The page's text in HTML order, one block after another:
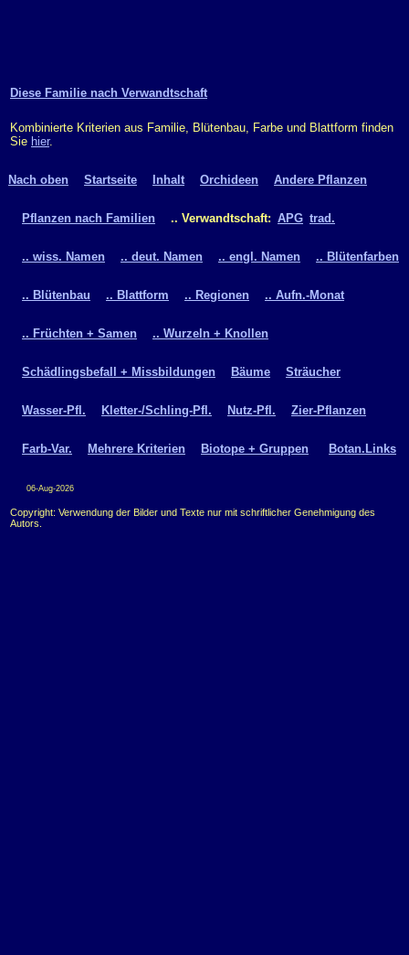
Diese Familie nach Verwandtschaft
Kombinierte Kriterien aus Familie, Blütenbau, Farbe und Blattform finden
Sie hier.
Nach oben Startseite Inhalt Orchideen Andere Pflanzen
Pflanzen nach Familien .. Verwandtschaft: APG trad.
.. wiss. Namen .. deut. Namen .. engl. Namen .. Blütenfarben
.. Blütenbau .. Blattform .. Regionen .. Aufn.-Monat
.. Früchten + Samen .. Wurzeln + Knollen
Schädlingsbefall + Missbildungen Bäume Sträucher
Wasser-Pfl. Kletter-/Schling-Pfl. Nutz-Pfl. Zier-Pflanzen
Farb-Var. Mehrere Kriterien Biotope + Gruppen Botan.Links
06-Aug-2026
Copyright: Verwendung der Bilder und Texte nur mit schriftlicher Genehmigung des
Autors.